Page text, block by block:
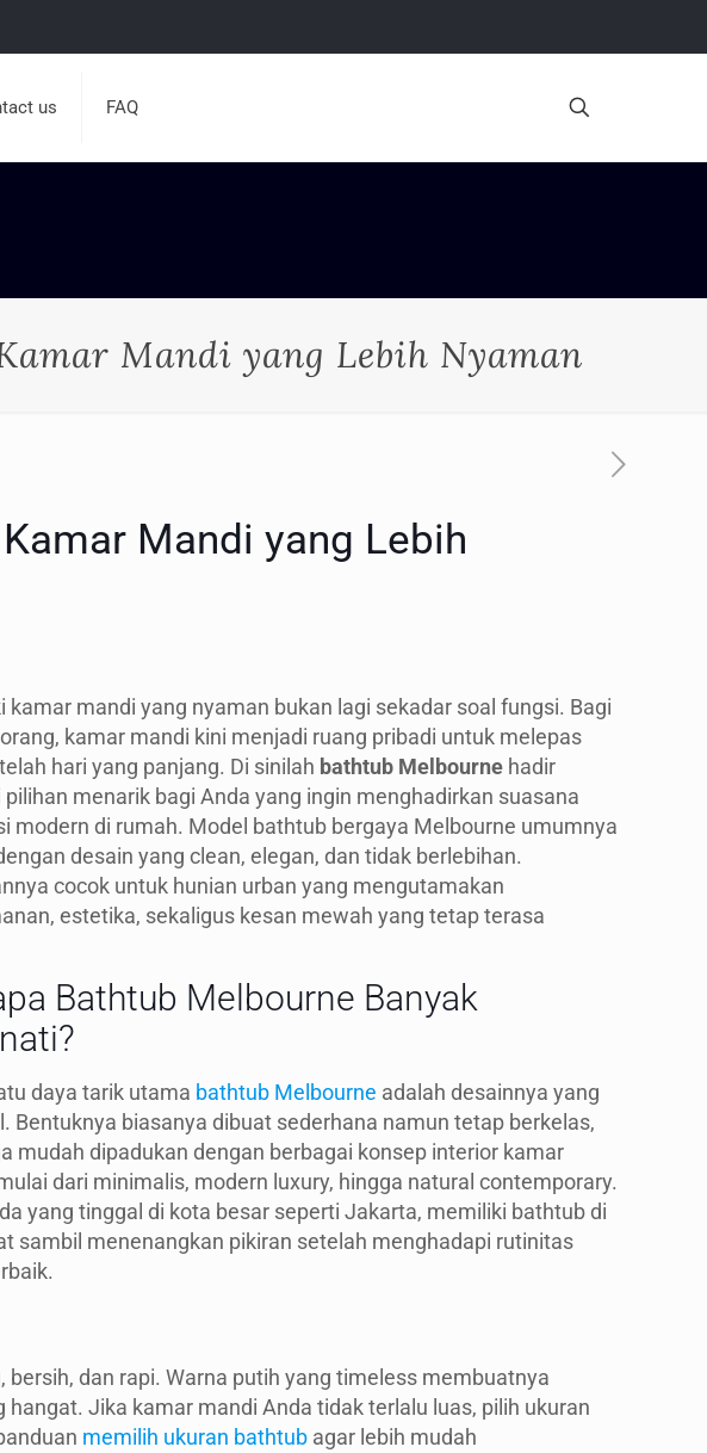
us FAQ
Mandi yang Lebih Nyaman
Mandi yang Lebih
kamar mandi yang nyaman bukan lagi sekadar soal fungsi. Bagi
kamar mandi kini menjadi ruang pribadi untuk melepas
hari yang panjang. Di sinilah bathtub Melbourne hadir
pilihan menarik bagi Anda yang ingin menghadirkan suasana
modern di rumah. Model bathtub bergaya Melbourne umumnya
desain yang clean, elegan, dan tidak berlebihan.
cocok untuk hunian urban yang mengutamakan
estetika, sekaligus kesan mewah yang tetap terasa
Bathtub Melbourne Banyak
daya tarik utama bathtub Melbourne adalah desainnya yang
Bentuknya biasanya dibuat sederhana namun tetap berkelas,
mudah dipadukan dengan berbagai konsep interior kamar
dari minimalis, modern luxury, hingga natural contemporary.
yang tinggal di kota besar seperti Jakarta, memiliki bathtub di
sambil menenangkan pikiran setelah menghadapi rutinitas
dan rapi. Warna putih yang timeless membuatnya
Jika kamar mandi Anda tidak terlalu luas, pilih ukuran
memilih ukuran bathtub agar lebih mudah